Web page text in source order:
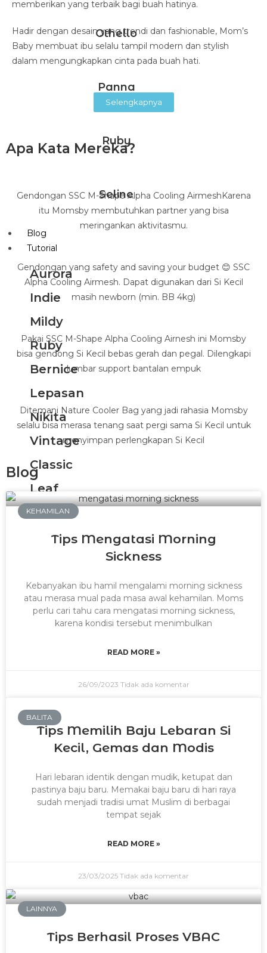
Othello
Panna
Ruby
Seline
Blog
Tutorial
Aurora
Indie
Mildy
Ruby
Bernice
Lepasan
Nikita
Vintage
Classic
Leaf
Othello
Wilona
Linea
Panna
memberikan yang terbaik bagi buah hatinya.
Hadir dengan desain yang trendi dan fashionable, Mom’s
Baby membuat ibu selalu tampil modern dan stylish
dalam mengungkapkan cinta pada buah hati.
Selengkapnya
Apa Kata Mereka?
Gendongan SSC M-Shape Alpha Cooling AirmeshKarena
itu Momsby membutuhkan partner yang bisa
meringankan aktivitasmu.
Gendongan yang safety and saving your budget 😊 SSC
Alpha Cooling Airmesh. Dapat digunakan dari Si Kecil
masih newborn (min. BB 4kg)
Pakai SSC M-Shape Alpha Cooling Airnesh ini Momsby
bisa gendong Si Kecil bebas gerah dan pegal. Dilengkapi
lumbar support bantalan empuk
Ditemani Nature Cooler Bag yang jadi rahasia Momsby
selalu bisa merasa tenang saat pergi sama Si Kecil untuk
menyimpan perlengkapan Si Kecil
Blog
KEHAMILAN
Tips Mengatasi Morning
Sickness
Kebanyakan ibu hamil mengalami morning sickness
atau merasa mual pada masa awal kehamilan. Moms
perlu cari tahu cara mengatasi morning sickness,
karena kondisi tersebut menimbulkan
READ MORE »
26/09/2023 Tidak ada komentar
BALITA
Tips Memilih Baju Lebaran Si
Kecil, Gemas dan Modis
Hari lebaran identik dengan mudik, ketupat dan
pastinya baju baru. Memakai baju baru di hari raya
sudah menjadi tradisi umat Muslim di berbagai
tempat sejak
READ MORE »
23/03/2025 Tidak ada komentar
LAINNYA
Tips Berhasil Proses VBAC